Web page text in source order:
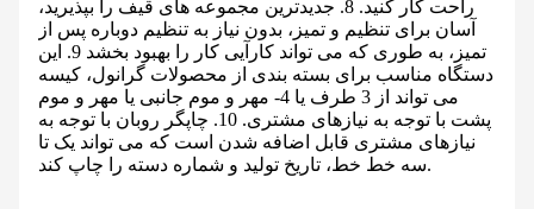
راحت کار کنید. 8. جدیدترین مجموعه های قیف را بپذیرید،
آسان برای تنظیم و تمیز، بدون نیاز به تنظیم دوباره پس از
تمیز، به طوری که می تواند کارآیی کار را بهبود بخشد 9. این
دستگاه مناسب برای بسته بندی از محصولات گرانول، کیسه
می تواند از 3 طرف یا 4- مهر و موم جانبی یا مهر و موم
پشت با توجه به نیازهای مشتری. 10. چاپگر روبان با توجه به
نیازهای مشتری قابل اضافه شدن است که می تواند یک تا
سه خط خط، تاریخ تولید و شماره دسته را چاپ کند.